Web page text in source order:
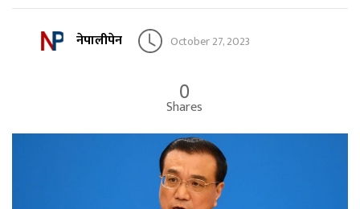
नेपालीपेन October 27, 2023
0
Shares